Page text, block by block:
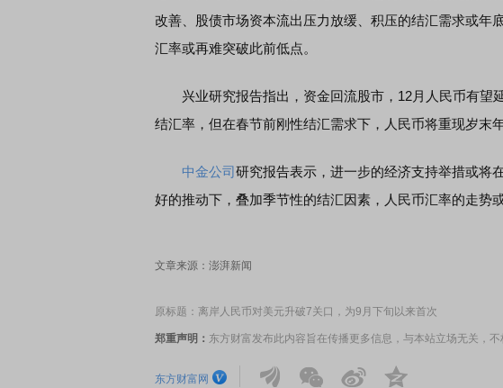
改善、股债市场资本流出压力放缓、积压的结汇需求或年
汇率或再难突破此前低点。
兴业研究报告指出，资金回流股市，12月人民币有望
结汇率，但在春节前刚性结汇需求下，人民币将重现岁末
中金公司 研究报告表示，进一步的经济支持举措或将
好的推动下，叠加季节性的结汇因素，人民币汇率的走势
文章来源：澎湃新闻
原标题：离岸人民币对美元升破7关口，为9月下旬以来首次
郑重声明： 东方财富发布此内容旨在传播更多信息，与本站立场无关，不
东方财富网